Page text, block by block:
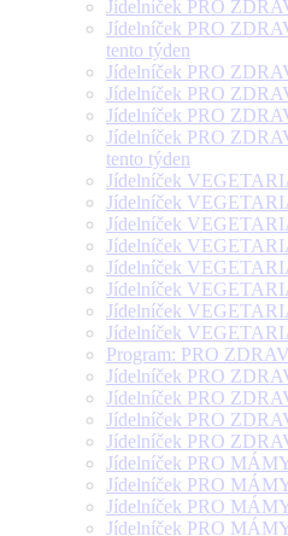
Jídelníček PRO
Jídelníček PRO
tento týden
Jídelníček PRO
Jídelníček PRO
Jídelníček PRO
Jídelníček PRO
tento týden
Jídelníček
Jídelníček
Jídelníček
Jídelníček
Jídelníček
Jídelníček
Jídelníček
Jídelníček
Program: PRO
Jídelníček PRO
Jídelníček PRO
Jídelníček PRO
Jídelníček PRO
Jídelníček PRO
Jídelníček PRO
Jídelníček PRO
Jídelníček PRO